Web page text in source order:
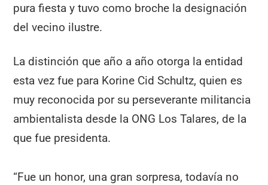
pura fiesta y tuvo como broche la designación
del vecino ilustre.
La distinción que año a año otorga la entidad
esta vez fue para Korine Cid Schultz, quien es
muy reconocida por su perseverante militancia
ambientalista desde la ONG Los Talares, de la
que fue presidenta.
“Fue un honor, una gran sorpresa, todavía no